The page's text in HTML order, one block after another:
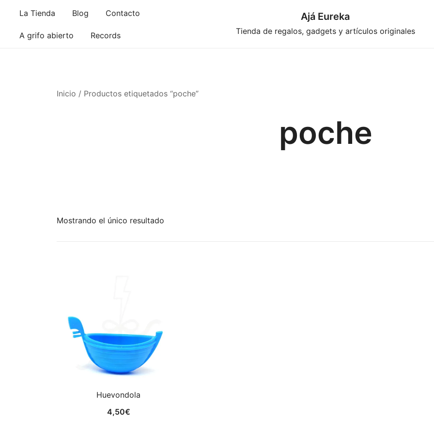
contenido
La Tienda Blog Contacto
A grifo abierto Records
Ajá Eureka
Tienda de regalos, gadgets y artículos originales
Inicio / Productos etiquetados “poche”
poche
Mostrando el único resultado
Huevondola
4,50€